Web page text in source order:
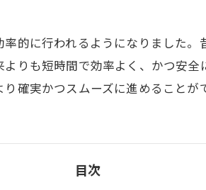
的に行われるようになりました
りも短時間で効率よく、かつ安
確実かつスムーズに進めることが
目次